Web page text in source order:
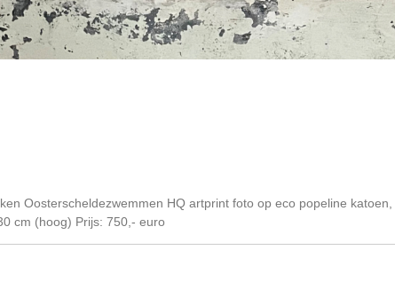
Oosterscheldezwemmen HQ artprint foto op eco popeline
cm (hoog) Prijs: 750,- euro